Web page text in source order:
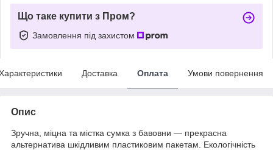
Що таке купити з Пром?
Замовлення під захистом
Доставка Оплата Умови повернення
Опис
Зручна, міцна та містка сумка з бавовни — прекрасна
альтернатива шкідливим пластиковим пакетам. Екологічність